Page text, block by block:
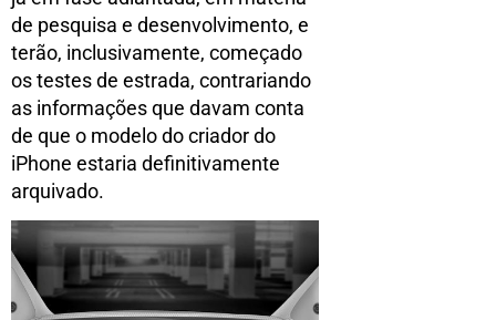
de pesquisa e desenvolvimento, e
terão, inclusivamente, começado
os testes de estrada, contrariando
as informações que davam conta
de que o modelo do criador do
iPhone estaria definitivamente
arquivado.